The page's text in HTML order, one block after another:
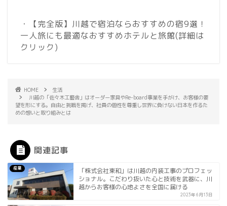
・【完全版】川越で宿泊ならおすすめの宿9選！
一人旅にも最適なおすすめホテルと旅館(詳細は
クリック)
HOME
生活
川越の「佐々木工藝舎」はオーダー家具やRe-board事業を手がけ、お客様の要
望を形にする。自由と挑戦を掲げ、社員の個性を尊重し世界に負けない日本を作るた
めの想いと取り組みとは
関連記事
産業
「株式会社東和」は川越の内装工事のプロフェッ
ショナル。こだわり抜いた心と技術を武器に、川
越からお客様の心地よさを全国に届ける
2023年6月13日